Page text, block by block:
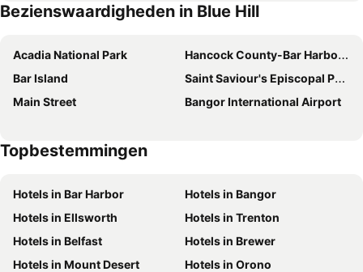
Bezienswaardigheden in Blue Hill
Acadia National Park
Hancock County-Bar Harbor Airport
Bar Island
Saint Saviour's Episcopal Parish of Bar Harbor
Main Street
Bangor International Airport
Topbestemmingen
Hotels in Bar Harbor
Hotels in Bangor
Hotels in Ellsworth
Hotels in Trenton
Hotels in Belfast
Hotels in Brewer
Hotels in Mount Desert
Hotels in Orono